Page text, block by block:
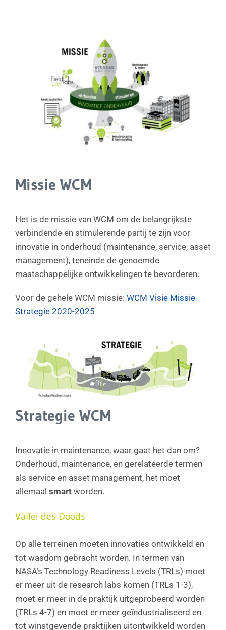
Missie WCM
Het is de missie van WCM om de belangrijkste
verbindende en stimulerende partij te zijn voor
innovatie in onderhoud (maintenance, service, asset
management), teneinde de genoemde
maatschappelijke ontwikkelingen te bevorderen.
Voor de gehele WCM missie: WCM Visie Missie
Strategie 2020-2025
Strategie WCM
Innovatie in maintenance, waar gaat het dan om?
Onderhoud, maintenance, en gerelateerde termen
als service en asset management, het moet
allemaal smartworden.
Vallei des Doods
Op alle terreinen moeten innovaties ontwikkeld en
tot wasdom gebracht worden. In termen van
NASA’s Technology Readiness Levels (TRLs) moet
er meer uit de research labs komen (TRLs 1-3),
moet er meer in de praktijk uitgeprobeerd worden
(TRLs 4-7) en moet er meer geïndustrialiseerd en
tot winstgevende praktijken uitontwikkeld worden